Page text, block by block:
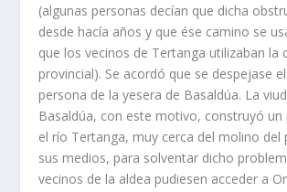
(algunas personas decían que dicha
desde hacía años y que ése camino se
que los vecinos de Tertanga utilizaban la
provincial). Se acordó que se despejase
persona de la yesera de Basaldúa. La
Basaldúa, con este motivo, construyó un
el río Tertanga, muy cerca del molino del
sus medios, para solventar dicho
vecinos de la aldea pudiesen acceder a